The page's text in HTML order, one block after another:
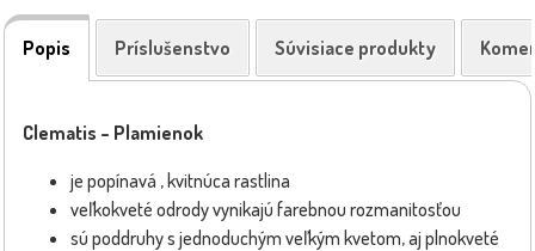
Popis Príslušenstvo Súvisiace produkty
Clematis – Plamienok
je popínavá , kvitnúca rastlina
veľkokveté odrody vynikajú farebnou rozmanitosťou
sú poddruhy s jednoduchým veľkým kvetom, aj plnokveté